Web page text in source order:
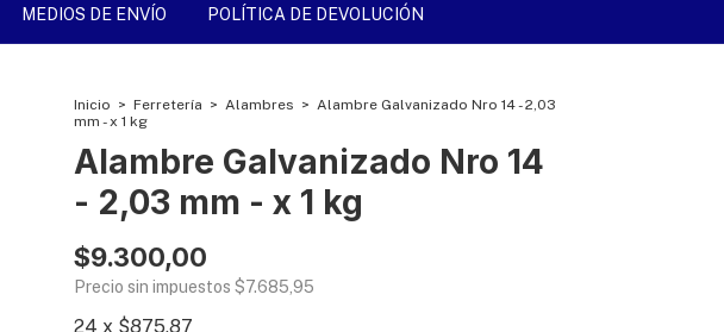
MEDIOS DE ENVÍO POLÍTICA DE DEVOLUCIÓN
Inicio > Ferretería > Alambres > Alambre Galvanizado Nro 14 - 2,03
mm - x 1 kg
Alambre Galvanizado Nro 14
- 2,03 mm - x 1 kg
$9.300,00
Precio sin impuestos $7.685,95
24 x $875,87